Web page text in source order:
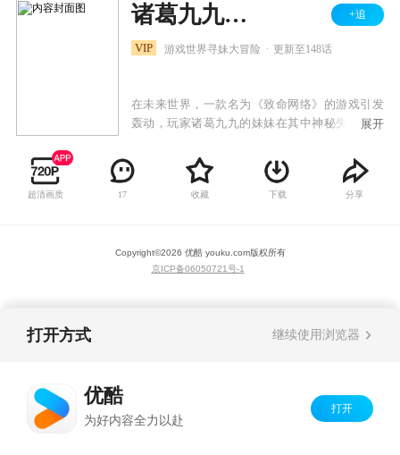
诸葛九九之虚拟游戏 +追
VIP 游戏世界寻妹大冒险 更新至148话
在未来世界，一款名为《致命网络》的游戏引发
轰动，玩家诸葛九九的妹妹在其中神秘失踪。九
寻找妹妹。在游戏中，九九结识了一群性格迥异
的朋友，一起面对重重危机和挑战。随着真相逐
渐浮出水面，为了寻回妹妹并返回现实，九九等
展开
超清画质 17 收藏 下载 分享
Copyright©2026 优酷 youku.com版权所有
京ICP备06050721号-1
打开方式 继续使用浏览器
优酷
为好内容全力以赴
打开